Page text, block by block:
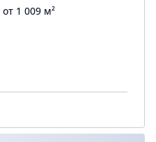
от 1 009 м²